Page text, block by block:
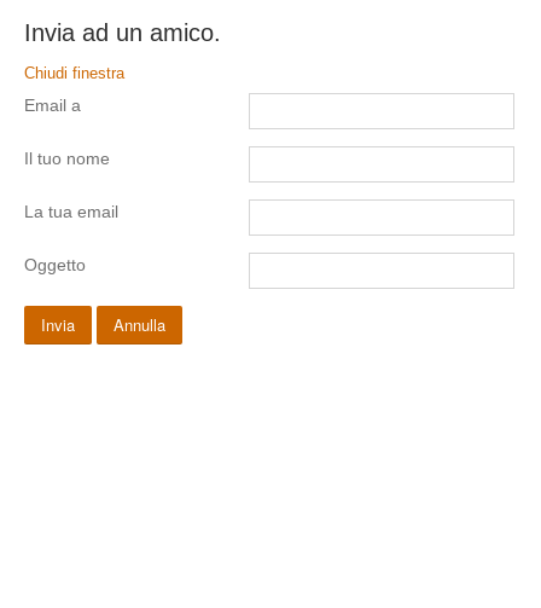
Invia ad un amico.
Chiudi finestra
Email a
Il tuo nome
La tua email
Oggetto
Invia Annulla